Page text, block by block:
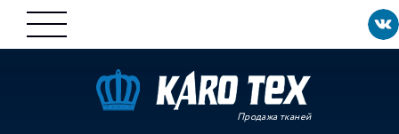
Продажа тканей